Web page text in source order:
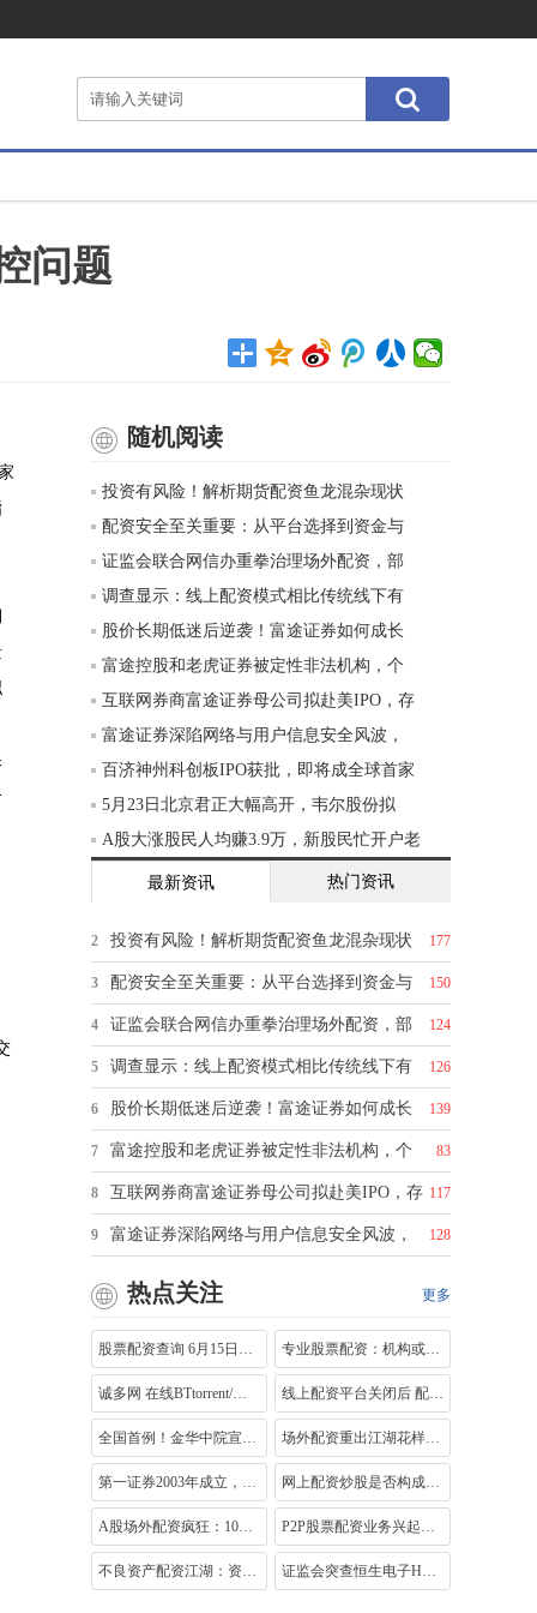
问题
随机阅读
投资有风险！解析期货配资鱼龙混杂现状
配资安全至关重要：从平台选择到资金与
证监会联合网信办重拳治理场外配资，部
调查显示：线上配资模式相比传统线下有
股价长期低迷后逆袭！富途证券如何成长
富途控股和老虎证券被定性非法机构，个
互联网券商富途证券母公司拟赴美IPO，存
富途证券深陷网络与用户信息安全风波，
百济神州科创板IPO获批，即将成全球首家
5月23日北京君正大幅高开，韦尔股份拟
A股大涨股民人均赚3.9万，新股民忙开户老
最新资讯 热门资讯
2 177
投资有风险！解析期货配资鱼龙混杂现状
3 150
配资安全至关重要：从平台选择到资金与
4 124
证监会联合网信办重拳治理场外配资，部
5 126
调查显示：线上配资模式相比传统线下有
6 139
股价长期低迷后逆袭！富途证券如何成长
7 83
富途控股和老虎证券被定性非法机构，个
8 117
互联网券商富途证券母公司拟赴美IPO，存
9 128
富途证券深陷网络与用户信息安全风波，
更多
热点关注
股票配资查询 6月15日两市遭遇黑色星期一 专业股票配资：机构或个人提供的杠杆交
诚多网 在线BTtorrent/磁性链接在线转换工 线上配资平台关闭后 配资客转战线下配资
全国首例！金华中院宣判以持仓量交易量 场外配资重出江湖花样繁多 监管层提醒投
第一证券2003年成立，以特色策略与理念， 网上配资炒股是否构成犯罪？详解非法集
A股场外配资疯狂：10倍杠杆诱惑下，证监 P2P股票配资业务兴起：当网贷遇上A股疯狂
不良资产配资江湖：资源错位下的市场现 证监会突查恒生电子HOMS系统 约谈高管规